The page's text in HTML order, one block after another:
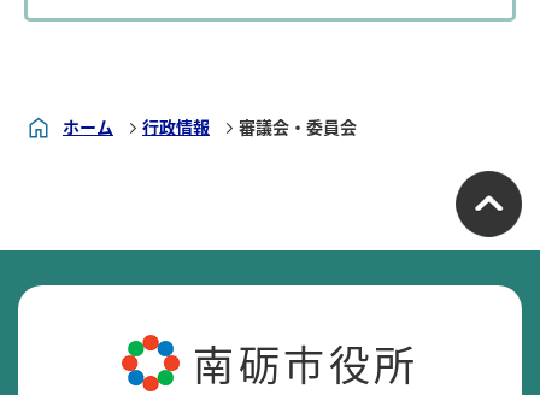
ホーム 行政情報 審議会・委員会
南砺市役所